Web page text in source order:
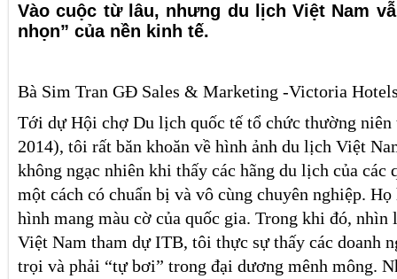
Vào cuộc từ lâu, nhưng du lịch Việt Nam
nhọn” của nền kinh tế.
Bà Sim Tran GĐ Sales & Marketing -Victoria
Tới dự Hội chợ Du lịch quốc tế tổ chức thường
2014), tôi rất băn khoăn về hình ảnh du lịch Việt
không ngạc nhiên khi thấy các hãng du lịch của các
một cách có chuẩn bị và vô cùng chuyên nghiệp.
hình mang màu cờ của quốc gia. Trong khi đó, nhìn
Việt Nam tham dự ITB, tôi thực sự thấy các doanh
trọi và phải “tự bơi” trong đại dương mênh mông.